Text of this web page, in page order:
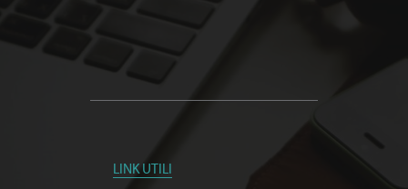
LINK UTILI